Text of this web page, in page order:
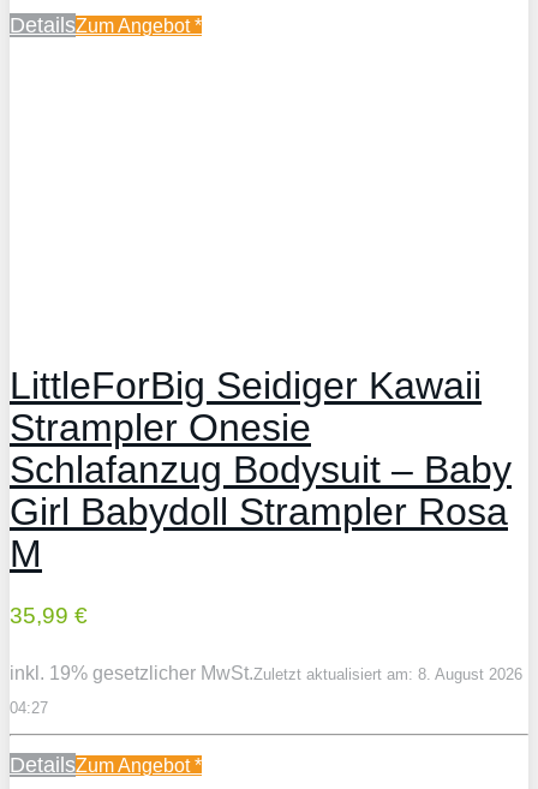
DetailsZum Angebot*
LittleForBig Seidiger Kawaii
Strampler Onesie
Schlafanzug Bodysuit – Baby
Girl Babydoll Strampler Rosa
M
35,99 €
inkl. 19% gesetzlicher MwSt.Zuletzt aktualisiert am: 8. August 2026
04:27
DetailsZum Angebot*